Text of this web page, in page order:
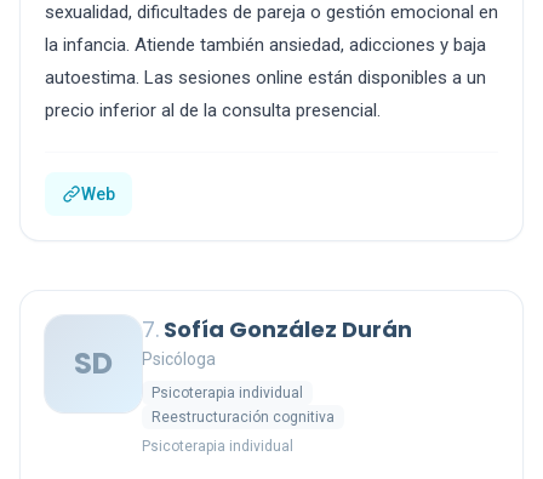
sexualidad, dificultades de pareja o gestión emocional en
la infancia. Atiende también ansiedad, adicciones y baja
autoestima. Las sesiones online están disponibles a un
precio inferior al de la consulta presencial.
Web
SD
7. Sofía González Durán
Psicóloga
Psicoterapia individual
Reestructuración cognitiva
Psicoterapia individual